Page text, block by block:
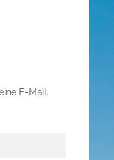
E-Mail.